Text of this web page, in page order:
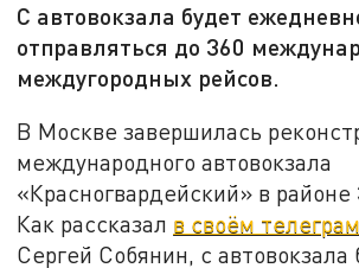
С автовокзала будет
отправляться до 360
междугородных рейсов.
В Москве завершилась
международного автовокзала
«Красногвардейский» в районе
Как рассказал в своём
Сергей Собянин, с автовокзала